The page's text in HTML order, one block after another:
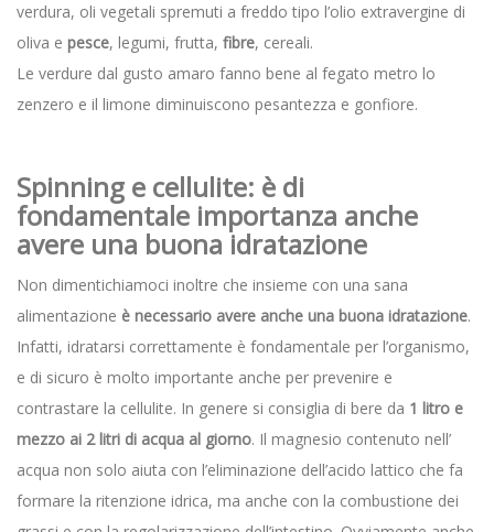
verdura, oli vegetali spremuti a freddo tipo l’olio extravergine di
oliva e pesce, legumi, frutta, fibre, cereali.
Le verdure dal gusto amaro fanno bene al fegato metro lo
zenzero e il limone diminuiscono pesantezza e gonfiore.
Spinning e cellulite: è di
fondamentale importanza anche
avere una buona idratazione
Non dimentichiamoci inoltre che insieme con una sana
alimentazione è necessario avere anche una buona idratazione.
Infatti, idratarsi correttamente è fondamentale per l’organismo,
e di sicuro è molto importante anche per prevenire e
contrastare la cellulite. In genere si consiglia di bere da 1 litro e
mezzo ai 2 litri di acqua al giorno. Il magnesio contenuto nell’
acqua non solo aiuta con l’eliminazione dell’acido lattico che fa
formare la ritenzione idrica, ma anche con la combustione dei